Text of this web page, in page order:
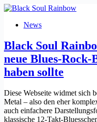
hat
einen
News
Black Soul
neue Blues-
haben sollte
Diese Webseite widmet sich
Metal – also den eher
auch einfachere
klassische 12-Takt-